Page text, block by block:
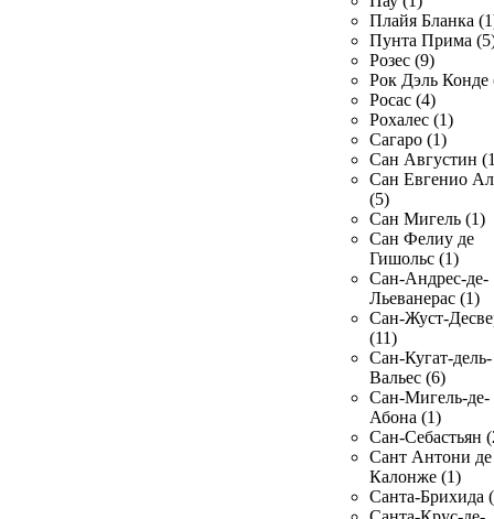
Плайя Бланка
Пунта Прима
Розес (9)
Рок Дэль Конде
Росас (4)
Рохалес (1)
Сагаро (1)
Сан Августин
Сан Евгенио
(5)
Сан Мигель (1)
Сан Фелиу де
Гишольс (1)
Сан-Андрес-де-
Льеванерас (1)
Сан-Жуст-
(11)
Сан-Кугат-дель-
Вальес (6)
Сан-Мигель-де-
Абона (1)
Сан-Себастьян
Сант Антони де
Калонже (1)
Санта-Брихида